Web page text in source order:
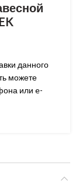
данного
можете
или e-